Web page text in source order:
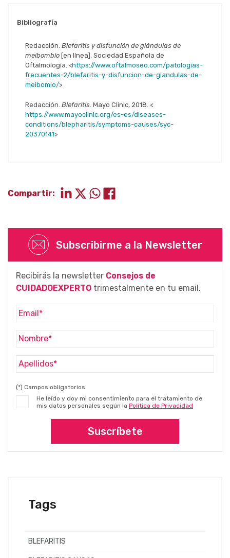
Bibliografía
Redacción. Blefaritis y disfunción de glándulas de
meibombio [en línea]. Sociedad Española de
Oftalmología. <https://www.oftalmoseo.com/patologias-
frecuentes-2/blefaritis-y-disfuncion-de-glandulas-de-
meibomio/>
Redacción. Blefaritis . Mayo Clinic, 2018. <
https://www.mayoclinic.org/es-es/diseases-
conditions/blepharitis/symptoms-causes/syc-
20370141>
Compartir:
Subscribirme a la Newsletter
Recibirás la newsletter Consejos de
CUIDADOEXPERTO trimestalmente en tu email.
(*) Campos obligatorios
He leído y doy mi consentimiento para el tratamiento de
mis datos personales según la Política de Privacidad
Suscríbete
Tags
BLEFARITIS